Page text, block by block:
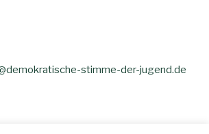
stimme-der-jugend.de